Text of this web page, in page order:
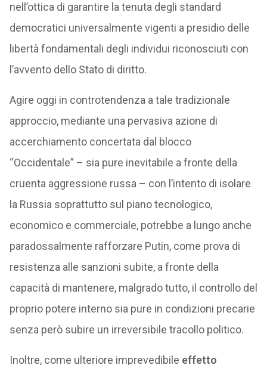
nell’ottica di garantire la tenuta degli standard
democratici universalmente vigenti a presidio delle
libertà fondamentali degli individui riconosciuti con
l’avvento dello Stato di diritto.
Agire oggi in controtendenza a tale tradizionale
approccio, mediante una pervasiva azione di
accerchiamento concertata dal blocco
“Occidentale” – sia pure inevitabile a fronte della
cruenta aggressione russa – con l’intento di isolare
la Russia soprattutto sul piano tecnologico,
economico e commerciale, potrebbe a lungo anche
paradossalmente rafforzare Putin, come prova di
resistenza alle sanzioni subite, a fronte della
capacità di mantenere, malgrado tutto, il controllo del
proprio potere interno sia pure in condizioni precarie
senza però subire un irreversibile tracollo politico.
Inoltre, come ulteriore imprevedibile effetto